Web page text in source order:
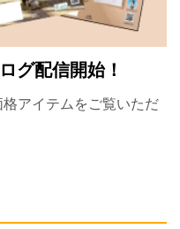
グ配信開始！
アイテムをご覧いただ